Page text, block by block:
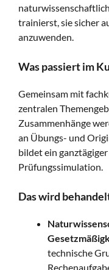
trainierst, sie sicher
anzuwenden.
Was passiert im
Gemeinsam mit
zentralen
Zusammenhänge
an Übungs- und
bildet ein
Prüfungssimulation.
Das wird
technische